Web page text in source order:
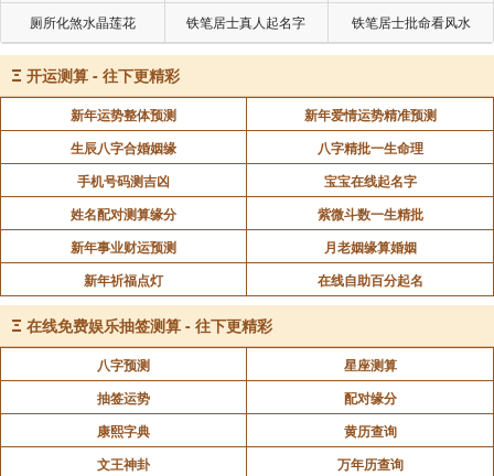
厕所化煞水晶莲花 铁笔居士真人起名字 铁笔居士批命看风水
Ξ 开运测算 - 往下更精彩
新年运势整体预测
新年爱情运势精准预测
生辰八字合婚姻缘
八字精批一生命理
手机号码测吉凶
宝宝在线起名字
姓名配对测算缘分
紫微斗数一生精批
新年事业财运预测
月老姻缘算婚姻
新年祈福点灯
在线自助百分起名
Ξ 在线免费娱乐抽签测算 - 往下更精彩
八字预测
星座测算
抽签运势
配对缘分
康熙字典
黄历查询
文王神卦
万年历查询